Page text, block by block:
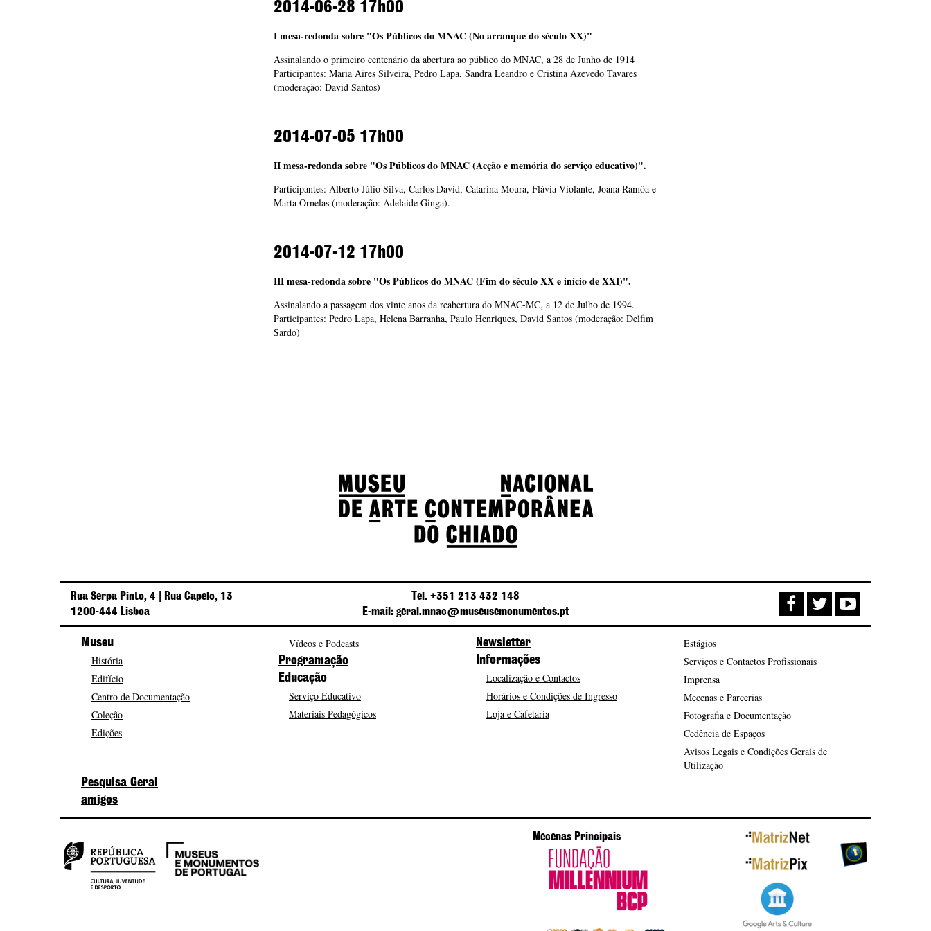
2014-06-28 17h00
I mesa-redonda sobre "Os Públicos do MNAC (No arranque do século XX)"
Assinalando o primeiro centenário da abertura ao público do MNAC, a 28 de Junho de 1914
Participantes: Maria Aires Silveira, Pedro Lapa, Sandra Leandro e Cristina Azevedo Tavares
(moderação: David Santos)
2014-07-05 17h00
II mesa-redonda sobre "Os Públicos do MNAC (Acção e memória do serviço educativo)".
Participantes: Alberto Júlio Silva, Carlos David, Catarina Moura, Flávia Violante, Joana Ramôa e
Marta Ornelas (moderação: Adelaide Ginga).
2014-07-12 17h00
III mesa-redonda sobre "Os Públicos do MNAC (Fim do século XX e início de XXI)".
Assinalando a passagem dos vinte anos da reabertura do MNAC-MC, a 12 de Julho de 1994.
Participantes: Pedro Lapa, Helena Barranha, Paulo Henriques, David Santos (moderação: Delfim
Sardo)
Rua Serpa Pinto, 4 | Rua Capelo, 13
1200-444 Lisboa
Tel. +351 213 432 148
E-mail: geral.mnac@museusemonumentos.pt
Museu
História
Edifício
Centro de Documentação
Coleção
Edições
Vídeos e Podcasts
Programação
Educação
Serviço Educativo
Materiais Pedagógicos
Newsletter
Informações
Localização e Contactos
Horários e Condições de Ingresso
Loja e Cafetaria
Estágios
Serviços e Contactos Profissionais
Imprensa
Mecenas e Parcerias
Fotografia e Documentação
Cedência de Espaços
Avisos Legais e Condições Gerais de
Utilização
Pesquisa Geral
amigos
Mecenas Principais